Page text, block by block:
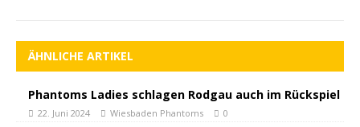
ÄHNLICHE ARTIKEL
Phantoms Ladies schlagen Rodgau auch im Rückspiel
22. Juni 2024 Wiesbaden Phantoms 0